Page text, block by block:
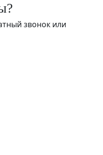
звонок или